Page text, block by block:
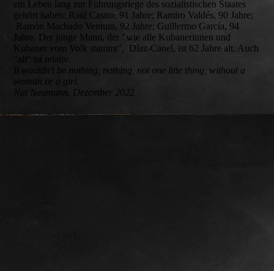
ein Leben lang zur Führungsriege des sozialistischen Staates
gehört haben: Raúl Castro, 91 Jahre; Ramiro Valdés, 90 Jahre;
Ramón Machado Ventura, 92 Jahre; Guillermo García, 94
Jahre. Der junge Mann, der "wie alle Kubanerinnen und
Kubaner vom Volk stammt", Díaz-Canel, ist 62 Jahre alt. Auch
"alt" ist relativ.
It wouldn't be nothing, nothing, not one litte thing, without a
woman or a girl.
Nat Neumann, Dezember 2022